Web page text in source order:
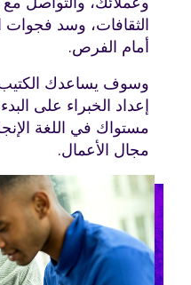
الثقافات، وسد فجوات
أمام الفرص.
وسوف يساعدك الكتيب
إعداد الخبراء على
مستواك في اللغة
مجال الأعمال.